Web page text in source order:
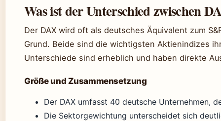
Was ist der Unterschied zwischen
Der DAX wird oft als deutsches Äquivalent zum
Grund. Beide sind die wichtigsten Aktienindizes
Unterschiede sind erheblich und haben direkte
Größe und Zusammensetzung
Der DAX umfasst 40 deutsche Unternehmen,
Die Sektorgewichtung unterscheidet sich